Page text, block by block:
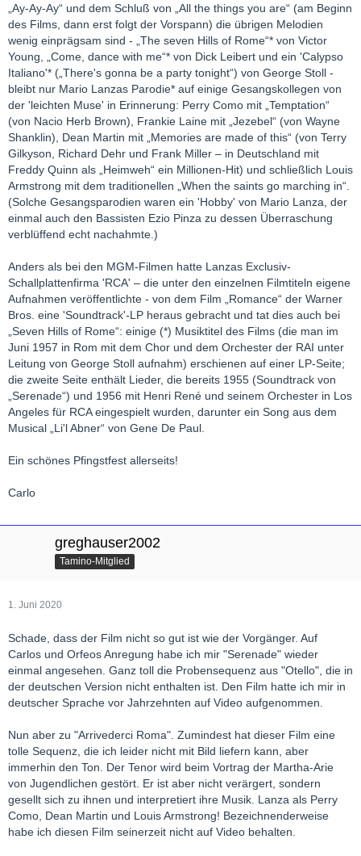
„Ay-Ay-Ay“ und dem Schluß von „All the things you are“ (am Beginn
des Films, dann erst folgt der Vorspann) die übrigen Melodien
wenig einprägsam sind - „The seven Hills of Rome“* von Victor
Young, „Come, dance with me“* von Dick Leibert und ein 'Calypso
Italiano'* („There's gonna be a party tonight“) von George Stoll -
bleibt nur Mario Lanzas Parodie* auf einige Gesangskollegen von
der 'leichten Muse' in Erinnerung: Perry Como mit „Temptation“
(von Nacio Herb Brown), Frankie Laine mit „Jezebel“ (von Wayne
Shanklin), Dean Martin mit „Memories are made of this“ (von Terry
Gilkyson, Richard Dehr und Frank Miller – in Deutschland mit
Freddy Quinn als „Heimweh“ ein Millionen-Hit) und schließlich Louis
Armstrong mit dem traditionellen „When the saints go marching in“.
(Solche Gesangsparodien waren ein 'Hobby' von Mario Lanza, der
einmal auch den Bassisten Ezio Pinza zu dessen Überraschung
verblüffend echt nachahmte.)
Anders als bei den MGM-Filmen hatte Lanzas Exclusiv-
Schallplattenfirma 'RCA' – die unter den einzelnen Filmtiteln eigene
Aufnahmen veröffentlichte - von dem Film „Romance“ der Warner
Bros. eine 'Soundtrack'-LP heraus gebracht und tat dies auch bei
„Seven Hills of Rome“: einige (*) Musiktitel des Films (die man im
Juni 1957 in Rom mit dem Chor und dem Orchester der RAI unter
Leitung von George Stoll aufnahm) erschienen auf einer LP-Seite;
die zweite Seite enthält Lieder, die bereits 1955 (Soundtrack von
„Serenade“) und 1956 mit Henri René und seinem Orchester in Los
Angeles für RCA eingespielt wurden, darunter ein Song aus dem
Musical „Li'l Abner“ von Gene De Paul.
Ein schönes Pfingstfest allerseits!
Carlo
greghauser2002
Tamino-Mitglied
1. Juni 2020
Schade, dass der Film nicht so gut ist wie der Vorgänger. Auf
Carlos und Orfeos Anregung habe ich mir "Serenade" wieder
einmal angesehen. Ganz toll die Probensequenz aus "Otello", die in
der deutschen Version nicht enthalten ist. Den Film hatte ich mir in
deutscher Sprache vor Jahrzehnten auf Video aufgenommen.
Nun aber zu "Arrivederci Roma". Zumindest hat dieser Film eine
tolle Sequenz, die ich leider nicht mit Bild liefern kann, aber
immerhin den Ton. Der Tenor wird beim Vortrag der Martha-Arie
von Jugendlichen gestört. Er ist aber nicht verärgert, sondern
gesellt sich zu ihnen und interpretiert ihre Musik. Lanza als Perry
Como, Dean Martin und Louis Armstrong! Bezeichnenderweise
habe ich diesen Film seinerzeit nicht auf Video behalten.